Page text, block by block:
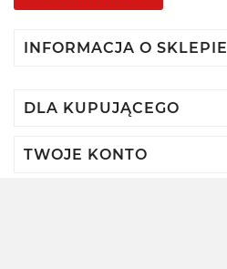
INFORMACJA O SKLEPIE
DLA KUPUJĄCEGO
TWOJE KONTO